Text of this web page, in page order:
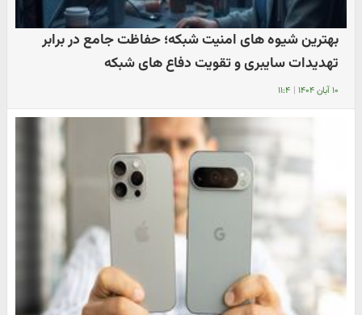
بهترین شیوه های امنیت شبکه؛ حفاظت جامع در برابر
تهدیدات سایبری و تقویت دفاع های شبکه
۱۰ آبان ۱۴۰۴ | ۱۱:۴